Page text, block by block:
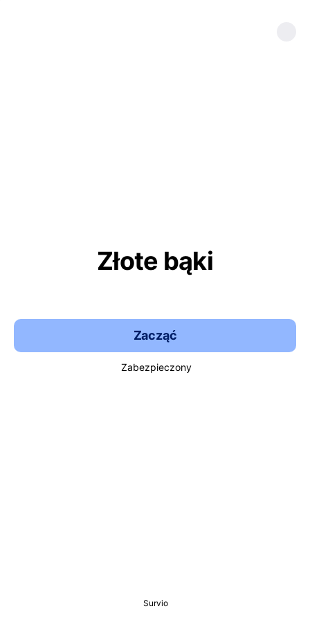
Złote bąki
Zacząć
Zabezpieczony
Survio